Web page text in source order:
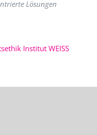
Lösungen
Institut WEISS